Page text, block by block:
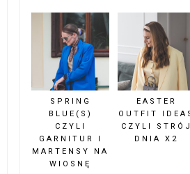
SPRING
BLUE(S)
CZYLI
GARNITUR I
MARTENSY NA
WIOSNĘ
EASTER
OUTFIT
CZYLI STRÓJ
DNIA X2